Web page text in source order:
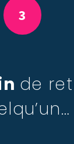
3
de